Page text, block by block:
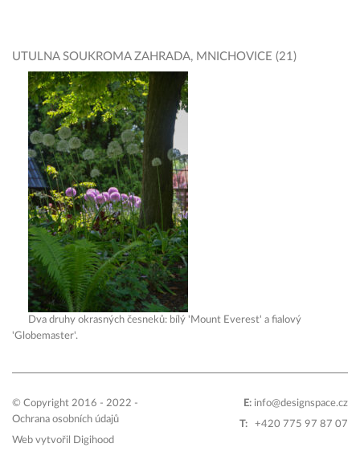
UTULNA SOUKROMA ZAHRADA, MNICHOVICE (21)
Dva druhy okrasných česneků: bílý 'Mount Everest' a fialový
'Globemaster'.
© Copyright 2016 - 2022 -
Ochrana osobních údajů
Web vytvořil
Digihood
E: info@designspace.cz
T:
+420 775 97 87 07